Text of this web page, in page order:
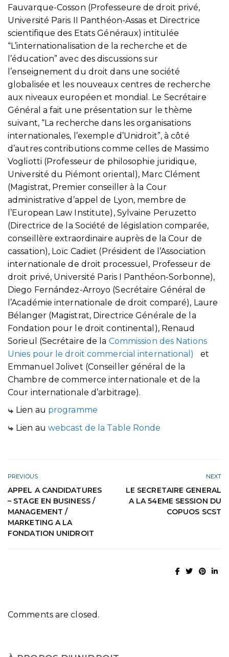
Fauvarque-Cosson (Professeure de droit privé,
Université Paris II Panthéon-Assas et Directrice
scientifique des Etats Généraux) intitulée
“L’internationalisation de la recherche et de
l’éducation” avec des discussions sur
l’enseignement du droit dans une société
globalisée et les nouveaux centres de recherche
aux niveaux européen et mondial. Le Secrétaire
Général a fait une présentation sur le thème
suivant, “La recherche dans les organisations
internationales, l’exemple d’Unidroit”, à côté
d’autres contributions comme celles de Massimo
Vogliotti (Professeur de philosophie juridique,
Université du Piémont oriental), Marc Clément
(Magistrat, Premier conseiller à la Cour
administrative d’appel de Lyon, membre de
l’European Law Institute), Sylvaine Peruzetto
(Directrice de la Société de législation comparée,
conseillère extraordinaire auprès de la Cour de
cassation), Loïc Cadiet (Président de l’Association
internationale de droit processuel, Professeur de
droit privé, Université Paris I Panthéon-Sorbonne),
Diego Fernández-Arroyo (Secrétaire Général de
l’Académie internationale de droit comparé), Laure
Bélanger (Magistrat, Directrice Générale de la
Fondation pour le droit continental), Renaud
Sorieul (Secrétaire de la Commission des Nations
Unies pour le droit commercial international)
et
Emmanuel Jolivet (Conseiller général de la
Chambre de commerce internatio­nale et de la
Cour internationale d’arbitrage).
Lien au programme
Lien au webcast de la Table Ronde
PREVIOUS
APPEL A CANDIDATURES
– STAGE EN BUSINESS /
MANAGEMENT /
MARKETING A LA
FONDATION UNIDROIT
NEXT
LE SECRETAIRE GENERAL
A LA 54EME SESSION DU
COPUOS SCST
Comments are closed.